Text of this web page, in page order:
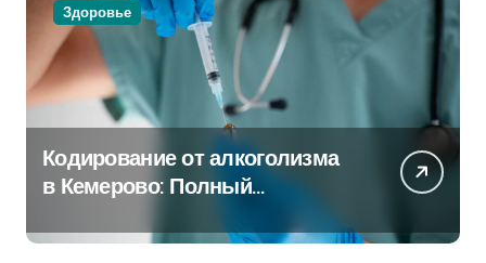
Здоровье
Кодирование от алкоголизма
в Кемерово: Полный